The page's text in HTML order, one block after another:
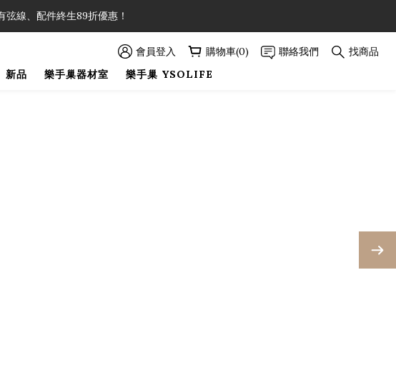
弦線、配件終生89折優惠！
弦線、配件終生89折優惠！
折扣！
弦線、配件終生89折優惠！
會員登入 購物車(0) 聯絡我們
找商品
新品 樂手巢器材室 樂手巢 YSOLIFE